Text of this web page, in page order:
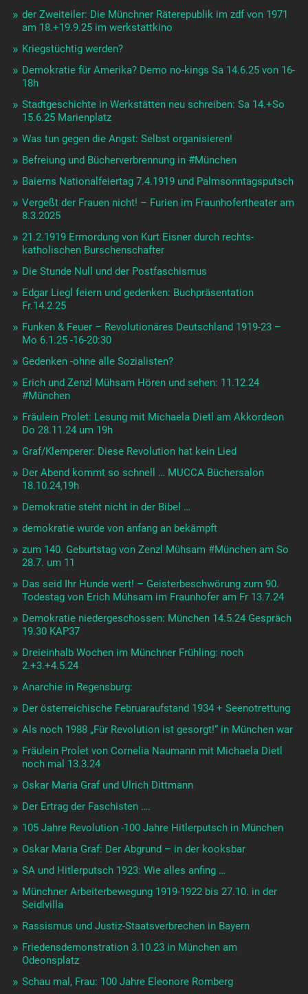
der Zweiteiler: Die Münchner Räterepublik im zdf von 1971
am 18.+19.9.25 im werkstattkino
Kriegstüchtig werden?
Demokratie für Amerika? Demo no-kings Sa 14.6.25 von 16-
18h
Stadtgeschichte in Werkstätten neu schreiben: Sa 14.+So
15.6.25 Marienplatz
Was tun gegen die Angst: Selbst organisieren!
Befreiung und Bücherverbrennung in #München
Baierns Nationalfeiertag 7.4.1919 und Palmsonntagsputsch
Vergeßt der Frauen nicht! – Furien im Fraunhofertheater am
8.3.2025
21.2.1919 Ermordung von Kurt Eisner durch rechts-
katholischen Burschenschafter
Die Stunde Null und der Postfaschismus
Edgar Liegl feiern und gedenken: Buchpräsentation
Fr.14.2.25
Funken & Feuer – Revolutionäres Deutschland 1919-23 –
Mo 6.1.25 -16-20:30
Gedenken -ohne alle Sozialisten?
Erich und Zenzl Mühsam Hören und sehen: 11.12.24
#München
Fräulein Prolet: Lesung mit Michaela Dietl am Akkordeon
Do 28.11.24 um 19h
Graf/Klemperer: Diese Revolution hat kein Lied
Der Abend kommt so schnell … MUCCA Büchersalon
18.10.24,19h
Demokratie steht nicht in der Bibel …
demokratie wurde von anfang an bekämpft
zum 140. Geburtstag von Zenzl Mühsam #München am So
28.7. um 11
Das seid Ihr Hunde wert! – Geisterbeschwörung zum 90.
Todestag von Erich Mühsam im Fraunhofer am Fr 13.7.24
Demokratie niedergeschossen: München 14.5.24 Gespräch
19.30 KAP37
Dreieinhalb Wochen im Münchner Frühling: noch
2.+3.+4.5.24
Anarchie in Regensburg:
Der österreichische Februaraufstand 1934 + Seenotrettung
Als noch 1988 „Für Revolution ist gesorgt!“ in München war
Fräulein Prolet von Cornelia Naumann mit Michaela Dietl
noch mal 13.3.24
Oskar Maria Graf und Ulrich Dittmann
Der Ertrag der Faschisten ….
105 Jahre Revolution -100 Jahre Hitlerputsch in München
Oskar Maria Graf: Der Abgrund – in der kooksbar
SA und Hitlerputsch 1923: Wie alles anfing …
Münchner Arbeiterbewegung 1919-1922 bis 27.10. in der
Seidlvilla
Rassismus und Justiz-Staatsverbrechen in Bayern
Friedensdemonstration 3.10.23 in München am
Odeonsplatz
Schau mal, Frau: 100 Jahre Eleonore Romberg